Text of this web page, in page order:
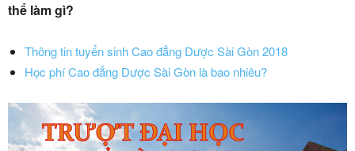
thể làm gì?
Thông tin tuyển sinh Cao đẳng Dược Sài Gòn 2018
Học phí Cao đẳng Dược Sài Gòn là bao nhiêu?